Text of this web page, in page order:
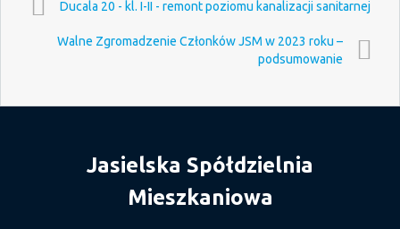
Ducala 20 - kl. I-II - remont poziomu kanalizacji sanitarnej
Walne Zgromadzenie Członków JSM w 2023 roku –
podsumowanie
Jasielska Spółdzielnia
Mieszkaniowa